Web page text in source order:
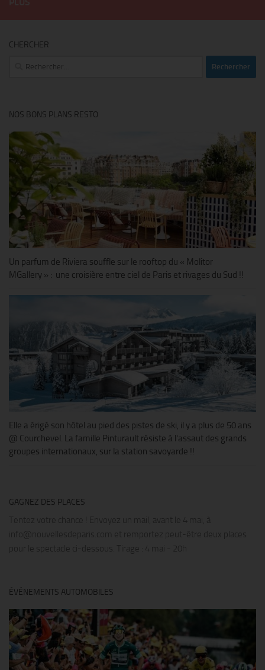
CHERCHER
Rechercher :
NOS BONS PLANS RESTO
Un parfum de Riviera souffle sur le rooftop du « Molitor
MGallery » : une croisière entre ciel de Paris et rivages du Sud !!
Elle a érigé son hôtel au pied des pistes de ski, il y a plus de 50 ans
@ Courchevel. La famille Pinturault résiste à l’assaut des grands
groupes internationaux, sur la station savoyarde !!
GAGNEZ DES PLACES
Tentez votre chance ! Envoyez un mail, avant le 4 mai, à
info@nouvellesdeparis.com et remportez peut-être deux places
pour le spectacle ci-dessous. Tirage : 4 mai - 20h
ÉVÉNEMENTS AUTOMOBILES